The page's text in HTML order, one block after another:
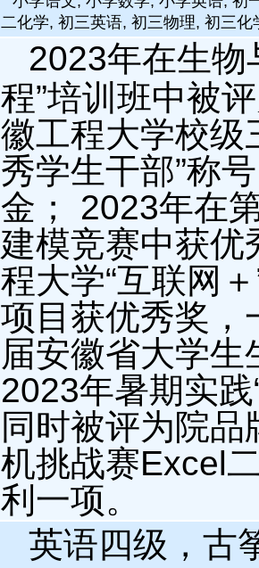
二化学, 初三英语, 初三物理, 初三化
2023年在生物
程”培训班中被
徽工程大学校级
秀学生干部”称
金； 2023年在
建模竞赛中获优
程大学“互联网
项目获优秀奖，
届安徽省大学
2023年暑期实
同时被评为院
机挑战赛Excel
利一项。
英语四级，古